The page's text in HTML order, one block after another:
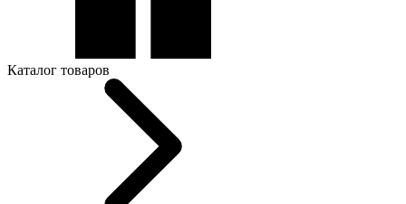
Каталог товаров